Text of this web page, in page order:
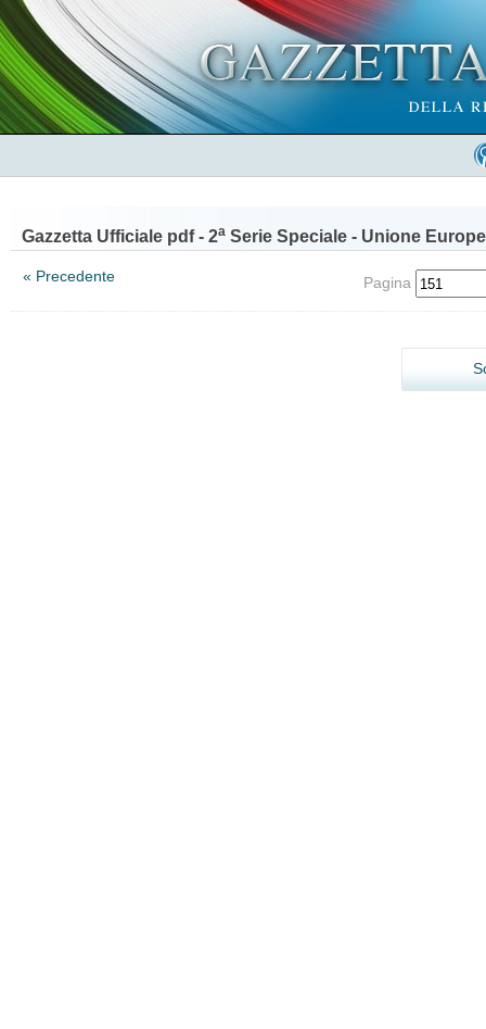
Gazzetta Ufficiale pdf - 2a Serie Speciale - Unione
« Precedente Pagina